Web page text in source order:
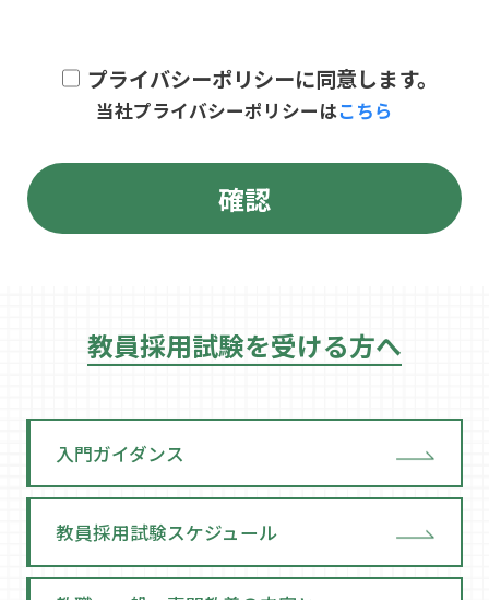
プライバシーポリシーに同意します。
当社プライバシーポリシーはこちら
教員採用試験を受ける方へ
入門ガイダンス
教員採用試験スケジュール